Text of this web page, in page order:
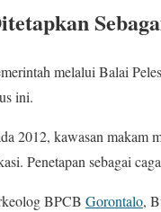
melalui Balai
ini.
2012, kawasan makam
Penetapan sebagai
BPCB Gorontalo,